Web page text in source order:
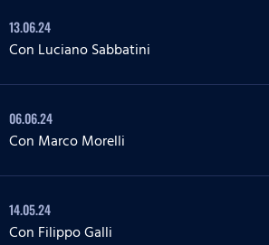
13.06.24
Con Luciano Sabbatini
06.06.24
Con Marco Morelli
14.05.24
Con Filippo Galli